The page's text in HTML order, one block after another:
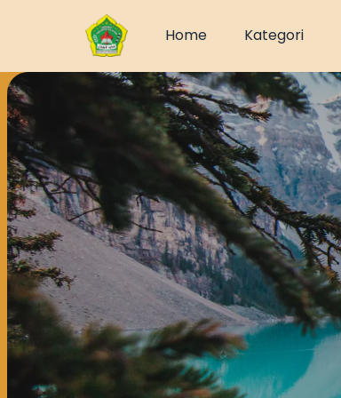
Home Kategori